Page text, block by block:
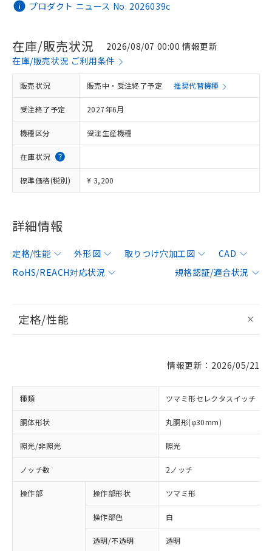
プロダクト ニュース No. 2026039c
在庫/販売状況
2026/08/07 00:00 情報更新
在庫/販売状況 ご利用条件
販売状況 販売中・受注終了予定 推奨代替機種
受注終了予定 2027年6月
機種区分 受注生産機種
在庫状況
標準価格(税別) ¥ 3,200
詳細情報
定格/性能 外形図 取りつけ穴加工図
CAD
RoHS/REACH対応状況
規格認証/適合状況
定格/性能
情報更新：2026/05/21
種類 ツマミ形セレクタスイッチ
胴体形状 丸胴形(φ30mm)
照光/非照光 照光
ノッチ数 2ノッチ
操作部 操作部形状 ツマミ形
操作部色 白
透明/不透明 透明